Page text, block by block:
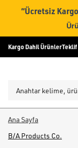
“Ücretsiz
Kargo Dahil Ürünler
Ana Sayfa
B/A Products Co.